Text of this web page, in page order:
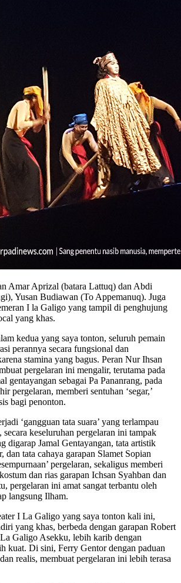
Amar Aprizal (batara Lattuq) dan Abdi
Yusan Budiawan (To Appemanuq). Juga
I la Galigo yang tampil di penghujung
yang khas.
kedua yang saya tonton, seluruh pemain
perannya secara fungsional dan
stamina yang bagus. Peran Nur Ihsan
pergelaran ini mengalir, terutama pada
gentayangan sebagai Pa Pananrang, pada
pergelaran, memberi sentuhan ‘segar,’
bagi penonton.
‘gangguan tata suara’ yang terlampau
secara keseluruhan pergelaran ini tampak
digarap Jamal Gentayangan, tata artistik
dan tata cahaya garapan Slamet Sopian
pergelaran, sekaligus memberi
dan rias garapan Ichsan Syahban dan
pergelaran ini amat sangat terbantu oleh
langsung Ilham.
I La Galigo yang saya tonton kali ini,
yang khas, berbeda dengan garapan Robert
Galigo Asekku, lebih karib dengan
kuat. Di sini, Ferry Gentor dengan paduan
realis, membuat pergelaran ini lebih terasa